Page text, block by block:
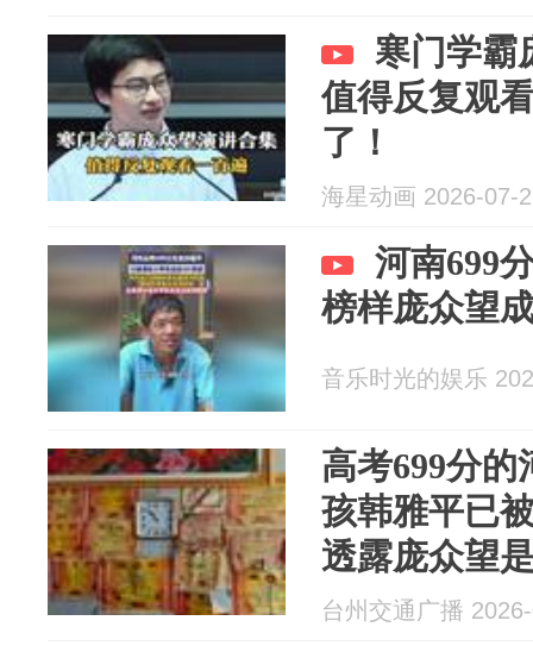
寒门学霸
值得反复观
了！
海星动画 2026-07-
河南699
榜样庞众望
音乐时光的娱乐
高考699分
孩韩雅平已
透露庞众望
成为校友
台州交通广播